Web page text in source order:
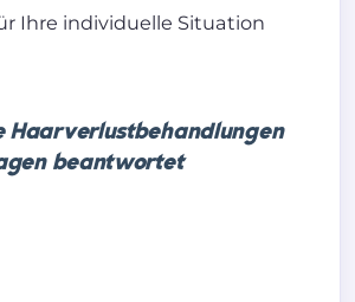
Ihre individuelle Situation
Haarverlustbehandlungen
beantwortet